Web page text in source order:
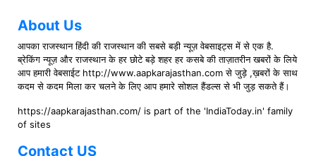
About Us
आपका राजस्थान हिंदी की राजस्थान की सबसे बड़ी न्यूज़ वेबसाइट्स में से एक है.
ब्रेकिंग न्यूज़ और राजस्थान के हर छोटे बड़े शहर हर कसबे की ताज़ातरीन खबरों के लिये
आप हमारी वेबसाईट http://www.aapkarajasthan.com से जुड़े ,ख़बरों के साथ
कदम से कदम मिला कर चलने के लिए आप हमारे सोशल हैंडल्स से भी जुड़ सकते हैं।
https://aapkarajasthan.com/ is part of the 'IndiaToday.in' family
of sites
Contact US